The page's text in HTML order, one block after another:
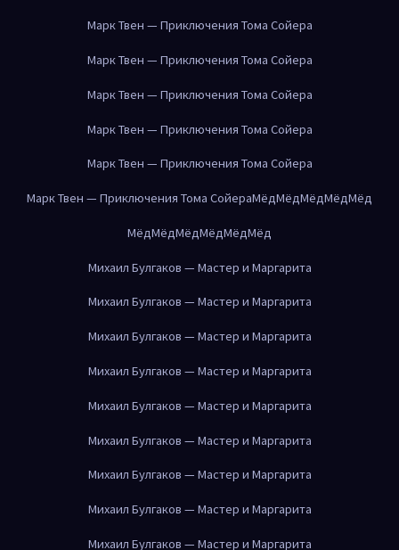
Марк Твен — Приключения Тома Сойера
Марк Твен — Приключения Тома Сойера
Марк Твен — Приключения Тома Сойера
Марк Твен — Приключения Тома Сойера
Марк Твен — Приключения Тома Сойера
Марк Твен — Приключения Тома СойераМёдМёдМёдМёдМёд
МёдМёдМёдМёдМёдМёд
Михаил Булгаков — Мастер и Маргарита
Михаил Булгаков — Мастер и Маргарита
Михаил Булгаков — Мастер и Маргарита
Михаил Булгаков — Мастер и Маргарита
Михаил Булгаков — Мастер и Маргарита
Михаил Булгаков — Мастер и Маргарита
Михаил Булгаков — Мастер и Маргарита
Михаил Булгаков — Мастер и Маргарита
Михаил Булгаков — Мастер и Маргарита